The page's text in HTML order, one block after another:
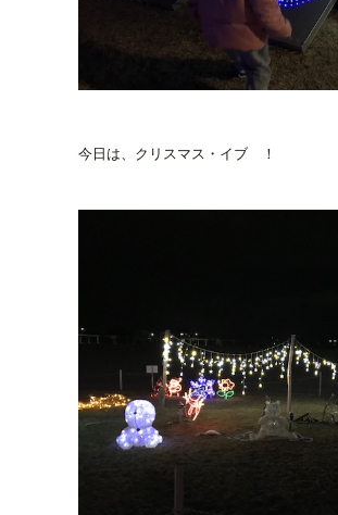
今日は、クリスマス・イブ ！